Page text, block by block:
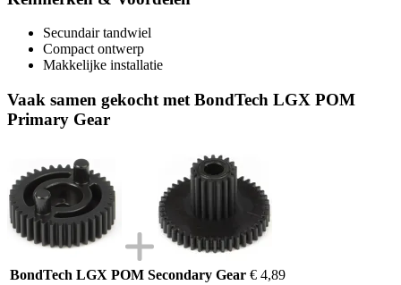
Secundair tandwiel
Compact ontwerp
Makkelijke installatie
Vaak samen gekocht met BondTech LGX POM
Primary Gear
BondTech LGX POM Secondary Gear € 4,89